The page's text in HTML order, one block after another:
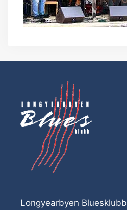
Longyearbyen Bluesklubb